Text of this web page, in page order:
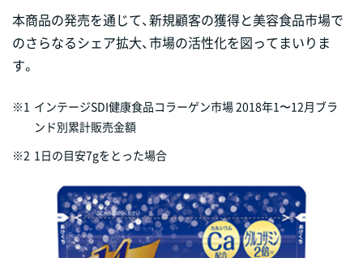
本商品の発売を通じて、新規顧客の獲得と美容食品市場で
のさらなるシェア拡大、市場の活性化を図ってまいりま
す。
※1 インテージSDI健康食品コラーゲン市場 2018年1〜12月ブラ
ンド別累計販売金額
※2 1日の目安7gをとった場合